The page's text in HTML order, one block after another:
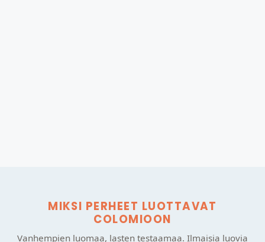
MIKSI PERHEET LUOTTAVAT
COLOMIOON
Vanhempien luomaa, lasten testaamaa. Ilmaisia luovia